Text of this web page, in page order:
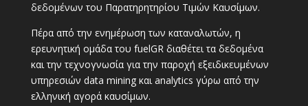
δεδομένων του Παρατηρητηρίου Τιμών Καυσίμων.
Πέρα από την ενημέρωση των καταναλωτών, η
ερευνητική ομάδα του fuelGR διαθέτει τα δεδομένα
και την τεχνογνωσία για την παροχή εξειδικευμένων
υπηρεσιών data mining και analytics γύρω από την
ελληνική αγορά καυσίμων.